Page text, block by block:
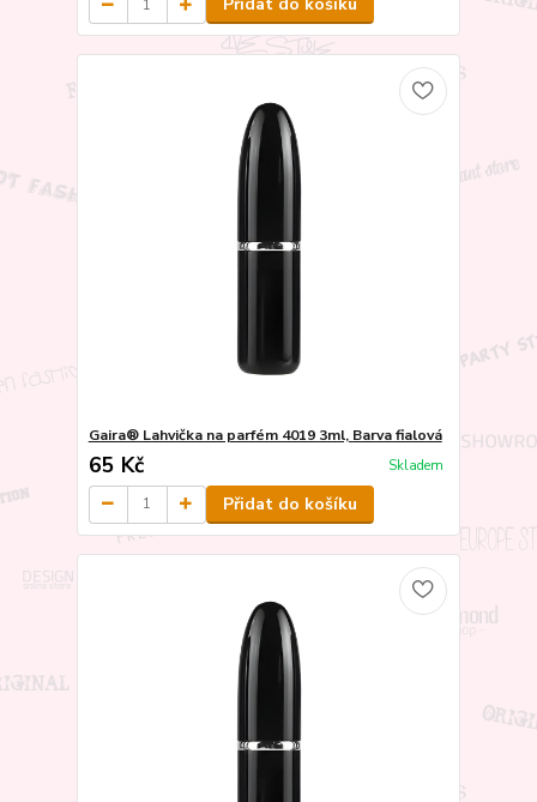
Přidat do košíku
Gaira® Lahvička na parfém 4019 3ml, Barva fialová
65 Kč Skladem
Přidat do košíku